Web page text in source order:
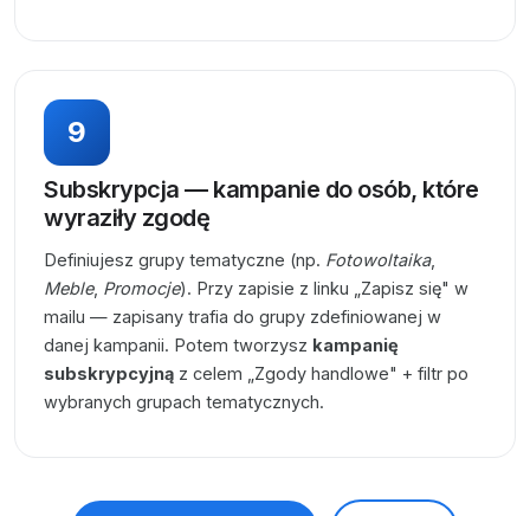
9
Subskrypcja — kampanie do osób, które
wyraziły zgodę
Definiujesz grupy tematyczne (np. Fotowoltaika,
Meble, Promocje). Przy zapisie z linku „Zapisz się" w
mailu — zapisany trafia do grupy zdefiniowanej w
danej kampanii. Potem tworzysz kampanię
subskrypcyjną z celem „Zgody handlowe" + filtr po
wybranych grupach tematycznych.